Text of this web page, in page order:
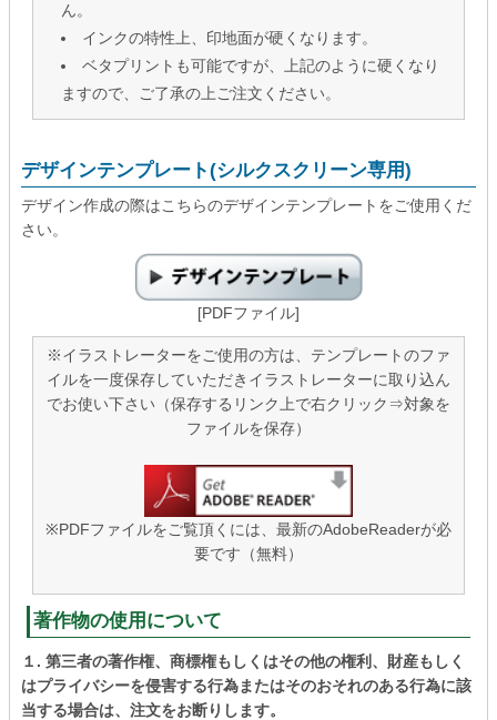
ん。
インクの特性上、印地面が硬くなります。
ベタプリントも可能ですが、上記のように硬くなり
ますので、ご了承の上ご注文ください。
デザインテンプレート(シルクスクリーン専用)
デザイン作成の際はこちらのデザインテンプレートをご使用くだ
さい。
[PDFファイル]
※イラストレーターをご使用の方は、テンプレートのファ
イルを一度保存していただきイラストレーターに取り込ん
でお使い下さい（保存するリンク上で右クリック⇒対象を
ファイルを保存）
※PDFファイルをご覧頂くには、最新のAdobeReaderが必
要です（無料）
著作物の使用について
１. 第三者の著作権、商標権もしくはその他の権利、財産もしく
はプライバシーを侵害する行為またはそのおそれのある行為に該
当する場合は、注文をお断りします。